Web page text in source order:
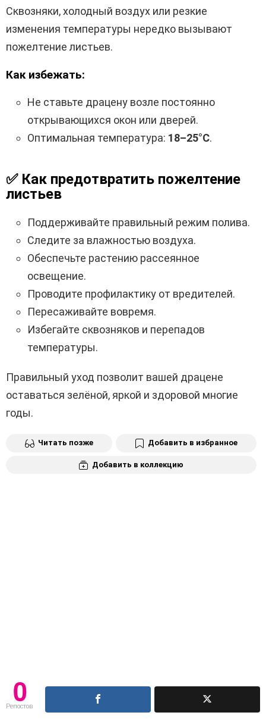
Сквозняки, холодный воздух или резкие
изменения температуры нередко вызывают
пожелтение листьев.
Как избежать:
Не ставьте драцену возле постоянно
открывающихся окон или дверей.
Оптимальная температура: 18–25°C.
✅ Как предотвратить пожелтение
листьев
Поддерживайте правильный режим полива.
Следите за влажностью воздуха.
Обеспечьте растению рассеянное
освещение.
Проводите профилактику от вредителей.
Пересаживайте вовремя.
Избегайте сквозняков и перепадов
температуры.
Правильный уход позволит вашей драцене
оставаться зелёной, яркой и здоровой многие
годы.
Читать позже Добавить в избранное
Добавить в коллекцию
0
Репостов